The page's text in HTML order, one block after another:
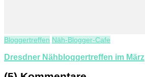
Bloggertreffen Näh-Blogger-Cafe
Dresdner Nähbloggertreffen im März